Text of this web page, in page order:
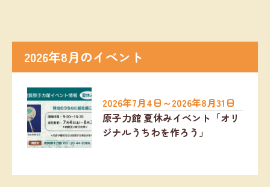
2026年8月のイベント
2026年7月4日～2026年8月31日
原子力館 夏休みイベント「オリ
ジナルうちわを作ろう」